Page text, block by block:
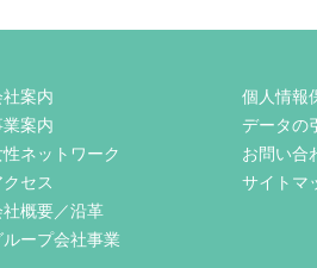
社案内
業案内
性ネットワーク
クセス
社概要／沿革
ループ会社事業
個人情報
データの
お問い合
サイトマ